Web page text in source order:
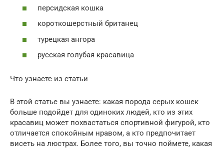
персидская кошка
короткошерстный британец
турецкая ангора
русская голубая красавица
Что узнаете из статьи
В этой статье вы узнаете: какая порода серых кошек
больше подойдет для одиноких людей, кто из этих
красавиц может похвастаться спортивной фигурой, кто
отличается спокойным нравом, а кто предпочитает
висеть на люстрах. Более того, вы точно поймете, какая